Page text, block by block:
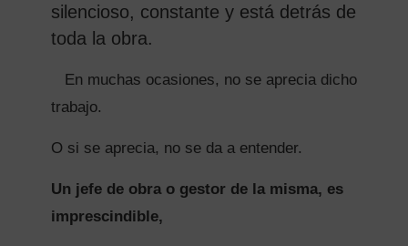
silencioso, constante y está detrás de
toda la obra.
En muchas ocasiones, no se aprecia dicho
trabajo.
O si se aprecia, no se da a entender.
Un jefe de obra o gestor de la misma, es
imprescindible,